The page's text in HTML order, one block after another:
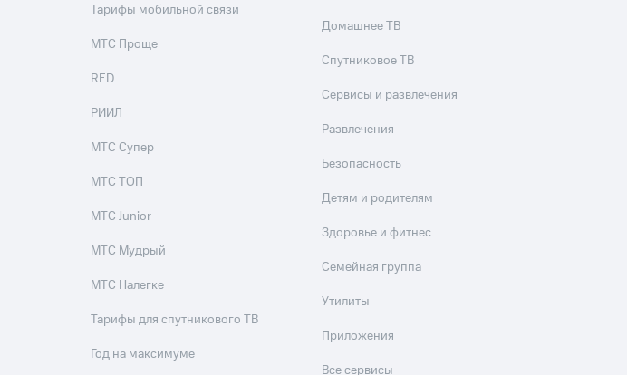
Тарифы мобильной связи
МТС Проще
RED
РИИЛ
МТС Супер
МТС ТОП
МТС Junior
МТС Мудрый
МТС Налегке
Тарифы для спутникового ТВ
Год на максимуме
Домашнее ТВ
Спутниковое ТВ
Сервисы и развлечения
Развлечения
Безопасность
Детям и родителям
Здоровье и фитнес
Семейная группа
Утилиты
Приложения
Все сервисы